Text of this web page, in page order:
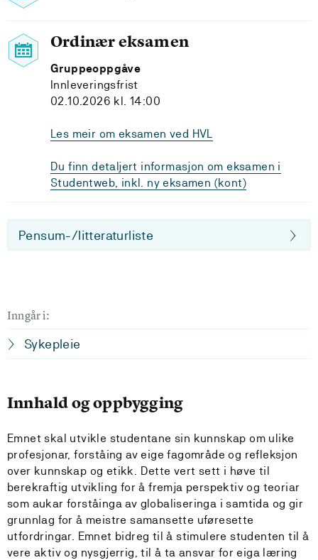
Ordinær eksamen
Gruppeoppgåve
Innleveringsfrist
02.10.2026 kl. 14:00
Les meir om eksamen ved HVL
Du finn detaljert informasjon om eksamen i
Studentweb, inkl. ny eksamen (kont)
Pensum-/litteraturliste
Inngår i:
Sykepleie
Innhald og oppbygging
Emnet skal utvikle studentane sin kunnskap om ulike
profesjonar, forståing av eige fagområde og refleksjon
over kunnskap og etikk. Dette vert sett i høve til
berekraftig utvikling for å fremja perspektiv og teoriar
som aukar forståinga av globaliseringa i samtida og gir
grunnlag for å meistre samansette uføresette
utfordringar. Emnet bidreg til å stimulere studenten til å
vere aktiv og nysgjerrig, til å ta ansvar for eiga læring